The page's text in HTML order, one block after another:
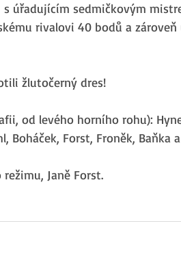
úřadujícím sedmičkovým
rivalovi 40 bodů a
žlutočerný dres!
od levého horního rohu):
Boháček, Forst, Froněk, Baňka
Janě Forst.